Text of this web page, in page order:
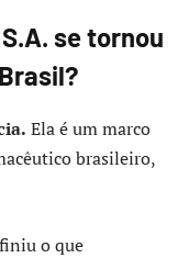
se tornou
Ela é um marco
brasileiro,
o que